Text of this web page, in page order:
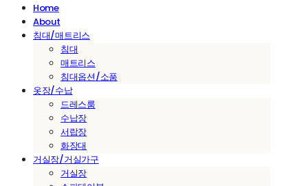
Home
About
침대/매트리스
침대
매트리스
침대옵션/소품
옷장/수납
드레스룸
수납장
서랍장
화장대
거실장/거실가구
거실장